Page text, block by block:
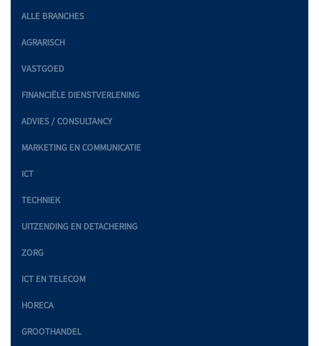
ALLE BRANCHES
AGRARISCH
VASTGOED
FINANCIËLE DIENSTVERLENING
ADVIES / CONSULTANCY
MARKETING EN COMMUNICATIE
ICT
TECHNIEK
UITZENDING EN DETACHERING
ZORG
ICT EN TELECOM
HORECA
GROOTHANDEL